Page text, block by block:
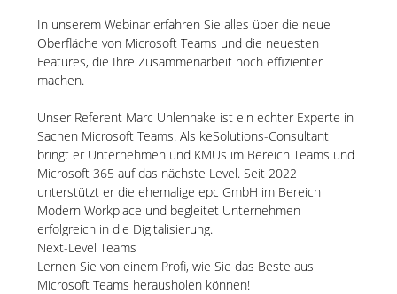
In unserem Webinar erfahren Sie alles über die neue
Oberfläche von Microsoft Teams und die neuesten
Features, die Ihre Zusammenarbeit noch effizienter
machen.
Unser Referent Marc Uhlenhake ist ein echter Experte in
Sachen Microsoft Teams. Als keSolutions-Consultant
bringt er Unternehmen und KMUs im Bereich Teams und
Microsoft 365 auf das nächste Level. Seit 2022
unterstützt er die ehemalige epc GmbH im Bereich
Modern Workplace und begleitet Unternehmen
erfolgreich in die Digitalisierung.
Next-Level Teams
Lernen Sie von einem Profi, wie Sie das Beste aus
Microsoft Teams herausholen können!